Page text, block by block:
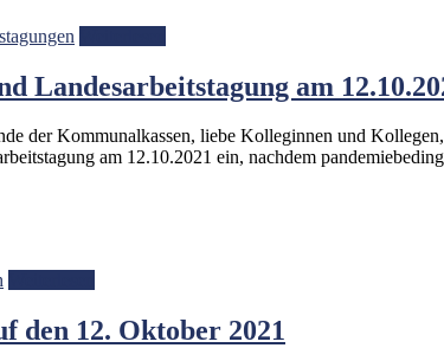
Landesarbeitstagung am
der Kommunalkassen, liebe Kolleginnen und
am 12.10.2021 ein, nachdem
den 12. Oktober 2021